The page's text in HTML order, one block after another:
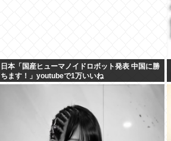
日本「国産ヒューマノイドロボット発表 中国に勝
ちます！」youtubeで1万いいね